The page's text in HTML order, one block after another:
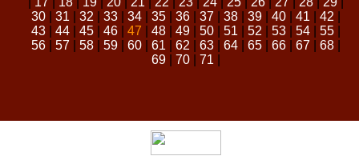
30| 31 32 33| 34| 35| 36| 37| 38| 39| 40| 41 42
43| 44| 45| 46| 47 48| 49| 50| 51 52 53| 54| 55|
56| 57| 58| 59| 60| 61 62 63| 64| 65| 66| 67| 68|
69| 70| 71